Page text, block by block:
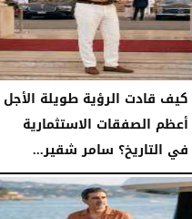
كيف قادت الرؤية طويلة الأجل
أعظم الصفقات الاستثمارية
في التاريخ؟ سامر شقير...
28 يوليو 2026 03:49 مـ